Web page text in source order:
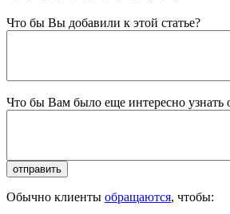
Что бы Вы добавили к этой статье?
Что бы Вам было еще интересно узнать
Обычно клиенты обращаются, чтобы: